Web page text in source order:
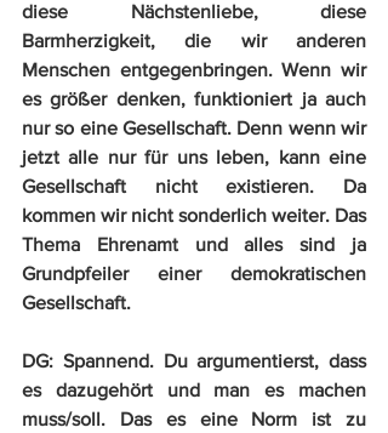
diese Nächstenliebe, diese
Barmherzigkeit, die wir anderen
Menschen entgegenbringen. Wenn wir
es größer denken, funktioniert ja auch
nur so eine Gesellschaft. Denn wenn wir
jetzt alle nur für uns leben, kann eine
Gesellschaft nicht existieren. Da
kommen wir nicht sonderlich weiter. Das
Thema Ehrenamt und alles sind ja
Grundpfeiler einer demokratischen
Gesellschaft.
DG: Spannend. Du argumentierst, dass
es dazugehört und man es machen
muss/soll. Das es eine Norm ist zu